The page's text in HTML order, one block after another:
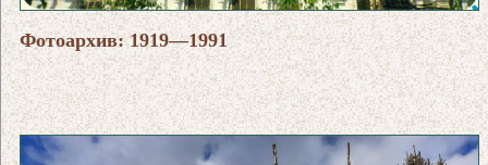
Фотоархив: 1919—1991